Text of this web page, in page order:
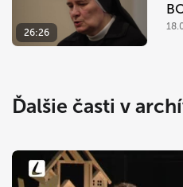
26:26
Ďalšie časti v